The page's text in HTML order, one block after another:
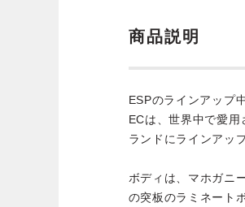
商品説明
ESPのラインアップ
ECは、世界中で愛
ランドにラインアッ
ボディは、マホガニ
の突板のラミネート